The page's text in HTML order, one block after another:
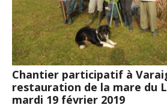
Chantier participatif à
restauration de la mare du
mardi 19 février 2019